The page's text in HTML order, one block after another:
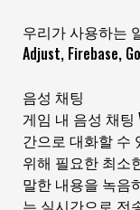
우리가 사용하는
Adjust, Firebase,
음성 채팅
게임 내 음성 채팅
간으로 대화할 수
위해 필요한 최소
말한 내용을 녹음
는 실시간으로 전